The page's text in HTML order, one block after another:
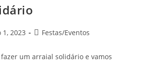
1, 2023 Festas/Eventos
fazer um arraial solidário e vamos